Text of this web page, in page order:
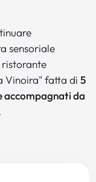
sensoriale
Vinoira" fatta di 5
accompagnati da